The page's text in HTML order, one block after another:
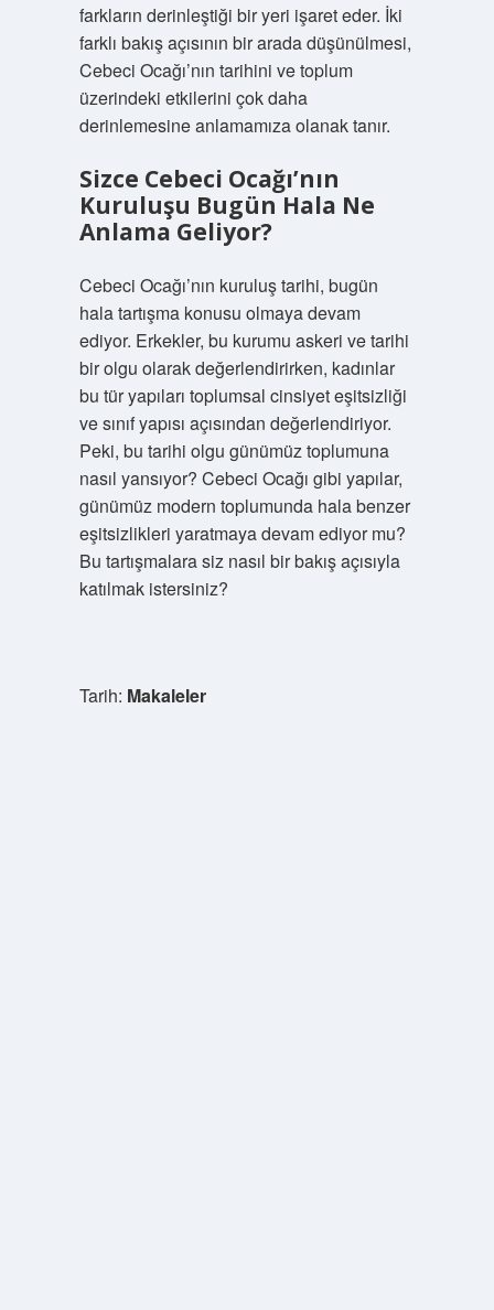
farkların derinleştiği bir yeri işaret eder. İki
farklı bakış açısının bir arada düşünülmesi,
Cebeci Ocağı’nın tarihini ve toplum
üzerindeki etkilerini çok daha
derinlemesine anlamamıza olanak tanır.
Sizce Cebeci Ocağı’nın
Kuruluşu Bugün Hala Ne
Anlama Geliyor?
Cebeci Ocağı’nın kuruluş tarihi, bugün
hala tartışma konusu olmaya devam
ediyor. Erkekler, bu kurumu askeri ve tarihi
bir olgu olarak değerlendirirken, kadınlar
bu tür yapıları toplumsal cinsiyet eşitsizliği
ve sınıf yapısı açısından değerlendiriyor.
Peki, bu tarihi olgu günümüz toplumuna
nasıl yansıyor? Cebeci Ocağı gibi yapılar,
günümüz modern toplumunda hala benzer
eşitsizlikleri yaratmaya devam ediyor mu?
Bu tartışmalara siz nasıl bir bakış açısıyla
katılmak istersiniz?
Tarih: Makaleler